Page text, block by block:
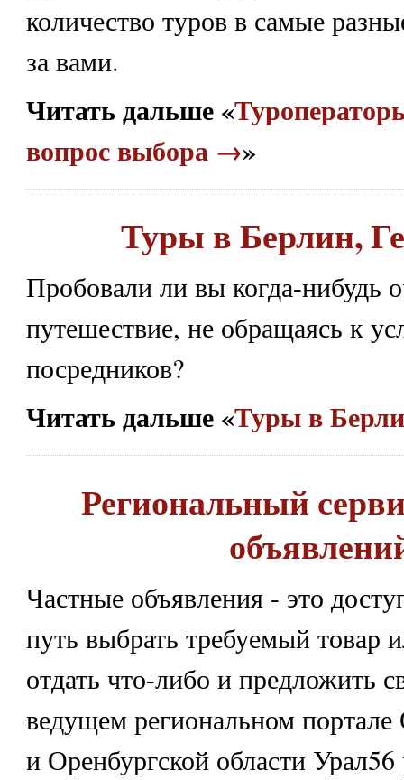
количество туров в самые
за вами.
Читать дальше «
вопрос выбора →»
Туры в Берлин,
Пробовали ли вы когда-нибудь
путешествие, не обращаясь к
посредников?
Читать дальше «Туры в
Региональный
Частные объявления - это
путь выбрать требуемый товар
отдать что-либо и предложить
ведущем региональном
и Оренбургской области Урал56